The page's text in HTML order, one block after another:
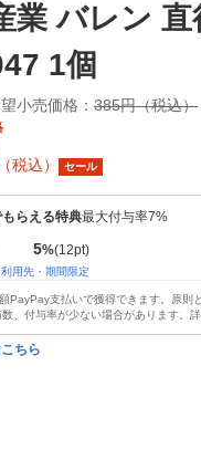
業 バレン
1個
小売価格： 385円（税込）
（税込） セール
らえる特典最大付与率7%
5%(12pt)
利用先・期間限定
PayPay支払いで獲得できます。原則
数、付与率が少ない場合があります。
ちら